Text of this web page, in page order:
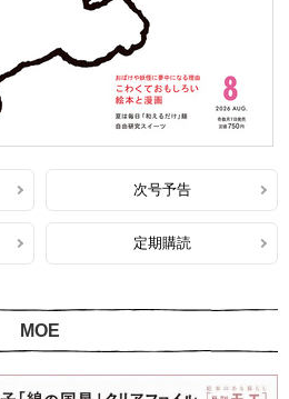
次号予告
定期購読
MOE